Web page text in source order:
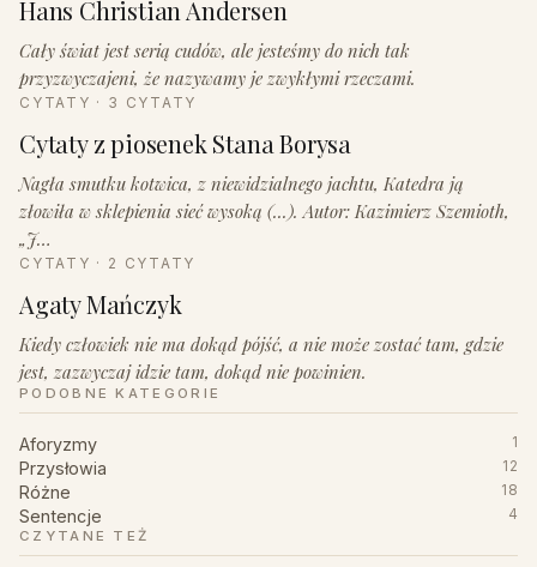
Hans Christian Andersen
Cały świat jest serią cudów, ale jesteśmy do nich tak
przyzwyczajeni, że nazywamy je zwykłymi rzeczami.
CYTATY · 3 CYTATY
Cytaty z piosenek Stana Borysa
Nagła smutku kotwica, z niewidzialnego jachtu, Katedra ją
złowiła w sklepienia sieć wysoką (...). Autor: Kazimierz Szemioth,
„J…
CYTATY · 2 CYTATY
Agaty Mańczyk
Kiedy człowiek nie ma dokąd pójść, a nie może zostać tam, gdzie
jest, zazwyczaj idzie tam, dokąd nie powinien.
PODOBNE KATEGORIE
Aforyzmy 1
Przysłowia 12
Różne 18
Sentencje
4
CZYTANE TEŻ